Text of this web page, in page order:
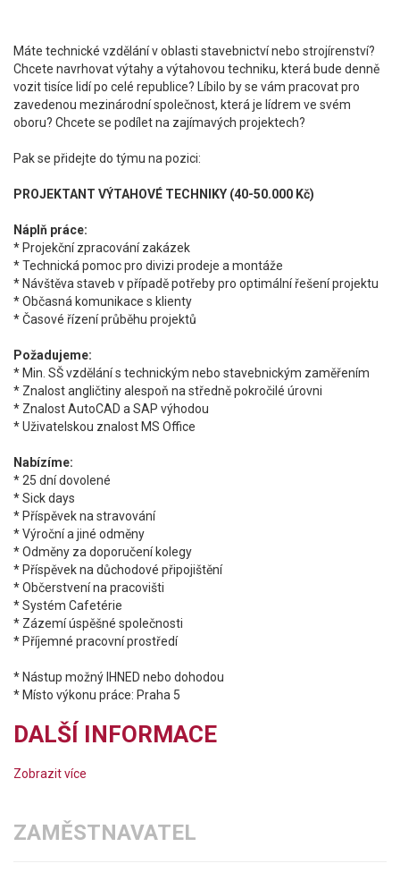
Máte technické vzdělání v oblasti stavebnictví nebo strojírenství?
Chcete navrhovat výtahy a výtahovou techniku, která bude denně
vozit tisíce lidí po celé republice? Líbilo by se vám pracovat pro
zavedenou mezinárodní společnost, která je lídrem ve svém
oboru? Chcete se podílet na zajímavých projektech?
Pak se přidejte do týmu na pozici:
PROJEKTANT VÝTAHOVÉ TECHNIKY (40-50.000 Kč)
Náplň práce:
* Projekční zpracování zakázek
* Technická pomoc pro divizi prodeje a montáže
* Návštěva staveb v případě potřeby pro optimální řešení projektu
* Občasná komunikace s klienty
* Časové řízení průběhu projektů
Požadujeme:
* Min. SŠ vzdělání s technickým nebo stavebnickým zaměřením
* Znalost angličtiny alespoň na středně pokročilé úrovni
* Znalost AutoCAD a SAP výhodou
* Uživatelskou znalost MS Office
Nabízíme:
* 25 dní dovolené
* Sick days
* Příspěvek na stravování
* Výroční a jiné odměny
* Odměny za doporučení kolegy
* Příspěvek na důchodové připojištění
* Občerstvení na pracovišti
* Systém Cafetérie
* Zázemí úspěšné společnosti
* Příjemné pracovní prostředí
* Nástup možný IHNED nebo dohodou
* Místo výkonu práce: Praha 5
DALŠÍ INFORMACE
Zobrazit více
ZAMĚSTNAVATEL